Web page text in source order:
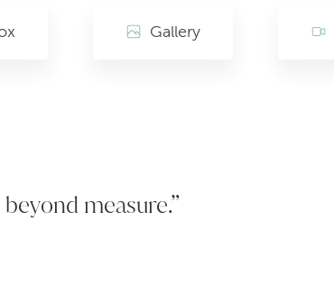
Gallery
measure.”